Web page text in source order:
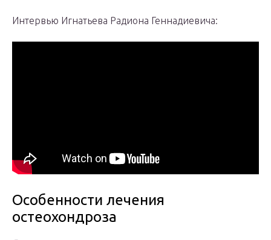
Интервью Игнатьева Радиона Геннадиевича:
Особенности лечения
остеохондроза